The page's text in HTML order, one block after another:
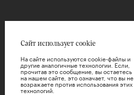
Сайт использует cookie
На сайте используются cookie-файлы и
другие аналогичные технологии. Если,
прочитав это сообщение, вы остаетесь
на нашем сайте, это означает, что вы не
возражаете против использования этих
технологий.